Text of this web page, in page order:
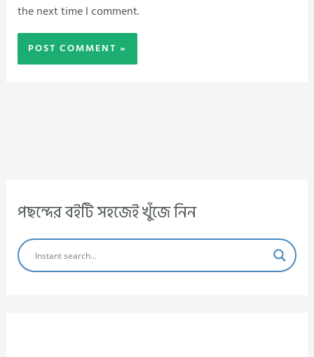
the next time I comment.
পছন্দের বইটি সহজেই খুঁজে নিন